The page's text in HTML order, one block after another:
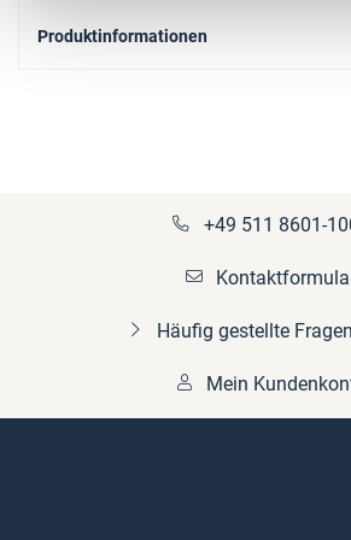
Produktinformationen
+49 511 8601-
Häufig gestellte
Mein